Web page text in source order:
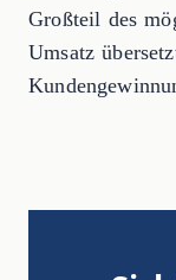
Großteil des
Umsatz